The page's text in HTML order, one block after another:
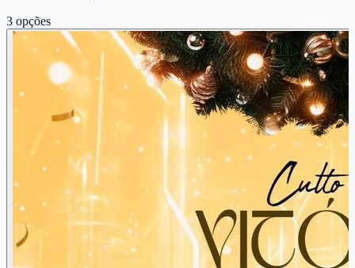
3 opções